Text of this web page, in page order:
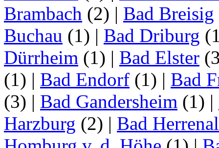
Brambach (2) | Bad Breisig
Buchau (1) | Bad Driburg
Dürrheim (1) | Bad Elster
(1) | Bad Endorf (1) | Bad
(3) | Bad Gandersheim (1) |
Harzburg (2) | Bad